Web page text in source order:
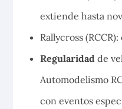
extiende hasta
Rallycross
Regularidad de
Automodelismo
con eventos